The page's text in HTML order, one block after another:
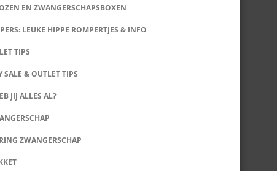
EN ZWANGERSCHAPSBOXEN
LEUKE HIPPE ROMPERTJES & INFO
TIPS
SALE & OUTLET TIPS
JIJ ALLES AL?
ZWANGERSCHAP